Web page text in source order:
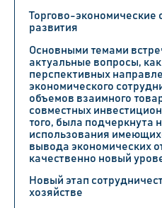
Торгово-экономические
развития
Основными темами
актуальные вопросы,
перспективных
экономического
объемов взаимного
совместных
того, была подчеркнута
использования
вывода экономических
качественно новый
Новый этап
хозяйстве